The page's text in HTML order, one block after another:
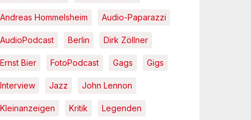
Andreas Hommelsheim Audio-Paparazzi
AudioPodcast Berlin Dirk Zöllner
Ernst Bier FotoPodcast Gags Gigs
Interview Jazz John Lennon
Kleinanzeigen Kritik Legenden